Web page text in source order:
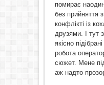
помирає
без прийняття
конфлікті із
друзями. І тут
якісно
робота
сюжет. Мене
аж надто